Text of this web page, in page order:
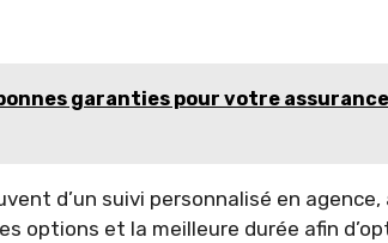
garanties pour votre
d’un suivi personnalisé en
options et la meilleure durée afin